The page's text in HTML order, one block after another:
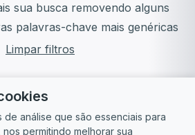
sua busca removendo alguns
palavras-chave mais genéricas
Limpar filtros
de análise que são essenciais para
permitindo melhorar sua